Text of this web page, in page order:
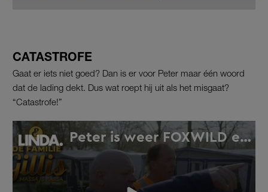
CATASTROFE
Gaat er iets niet goed? Dan is er voor Peter maar één woord
dat de lading dekt. Dus wat roept hij uit als het misgaat?
“Catastrofe!”